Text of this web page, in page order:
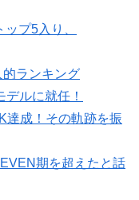
プ5入り、
的ランキング
ルに就任！
達成！その軌跡を振
期を超えたと話